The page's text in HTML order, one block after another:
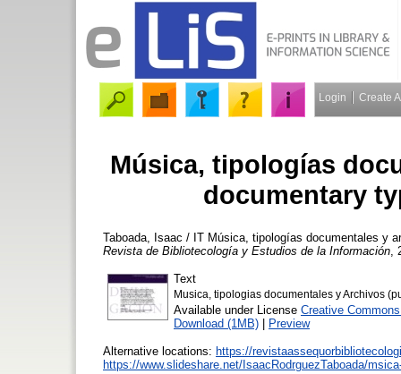
Login Create
Música, tipologías
documentary
Taboada, Isaac / IT Música, tipologías documentales y
Revista de Bibliotecología y Estudios de la Información
Text
Musica, tipologias documentales y Archivos
Available under License Creative
Download (1MB) | Preview
Alternative locations: https://
https://www.slideshare.net/IsaacRodrguezTaboada/